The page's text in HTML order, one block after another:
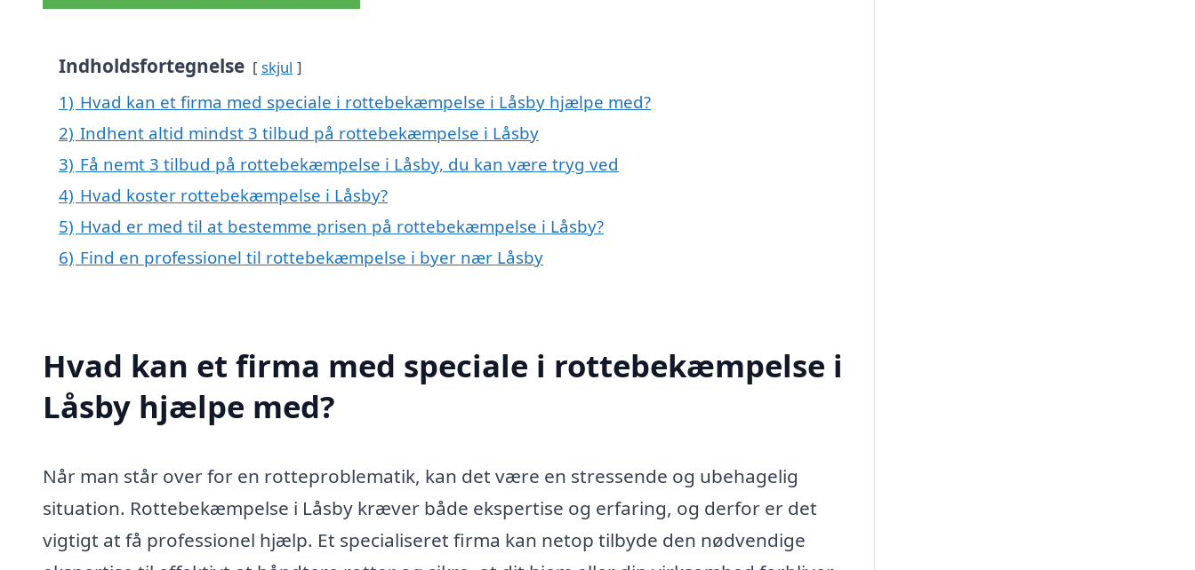
Indholdsfortegnelse skjul
1) Hvad kan et firma med speciale i rottebekæmpelse i Låsby hjælpe med?
2) Indhent altid mindst 3 tilbud på rottebekæmpelse i Låsby
3) Få nemt 3 tilbud på rottebekæmpelse i Låsby, du kan være tryg ved
4) Hvad koster rottebekæmpelse i Låsby?
5) Hvad er med til at bestemme prisen på rottebekæmpelse i Låsby?
6) Find en professionel til rottebekæmpelse i byer nær Låsby
Hvad kan et firma med speciale i rottebekæmpelse i
Låsby hjælpe med?
Når man står over for en rotteproblematik, kan det være en stressende og ubehagelig
situation. Rottebekæmpelse i Låsby kræver både ekspertise og erfaring, og derfor er det
vigtigt at få professionel hjælp. Et specialiseret firma kan netop tilbyde den nødvendige